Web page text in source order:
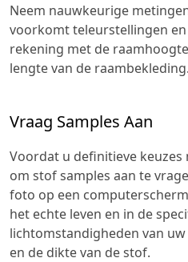
Neem nauwkeurige
voorkomt teleurstellingen
rekening met de
lengte van de raambekleding.
Vraag Samples Aan
Voordat u definitieve keuzes
om stof samples aan te
foto op een
het echte leven en in de
lichtomstandigheden van
en de dikte van de stof.